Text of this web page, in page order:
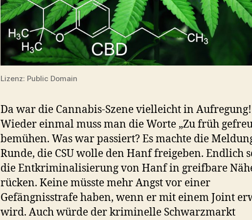
Lizenz: Public Domain
Da war die Cannabis-Szene vielleicht in Aufregung!
Wieder einmal muss man die Worte „Zu früh
bemühen. Was war passiert? Es machte die
Runde, die CSU wolle den Hanf freigeben. Endlich
die Entkriminalisierung von Hanf in greifbare
rücken. Keine müsste mehr Angst vor einer
Gefängnisstrafe haben, wenn er mit einem Joint
wird. Auch würde der kriminelle Schwarzmarkt